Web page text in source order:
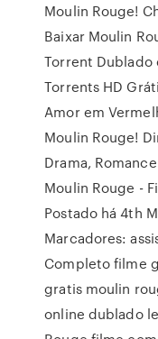
Moulin Rouge!
Baixar Moulin
Torrent Dublado
Torrents HD
Amor em
Moulin Rouge!
Drama,
Moulin Rouge -
Postado há 4th
Marcadores:
Completo filme
gratis moulin
online dublado